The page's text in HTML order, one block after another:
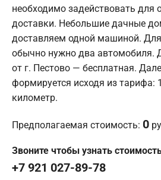
необходимо задействовать для
доставки. Небольшие дачные
доставляем одной машиной.
обычно нужно два автомобиля.
от г. Пестово — бесплатная.
формируется исходя из тарифа:
километр.
Предполагаемая стоимость: 0
Звоните чтобы узнать
+7 921 027-89-78